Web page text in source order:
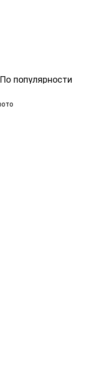
По популярности